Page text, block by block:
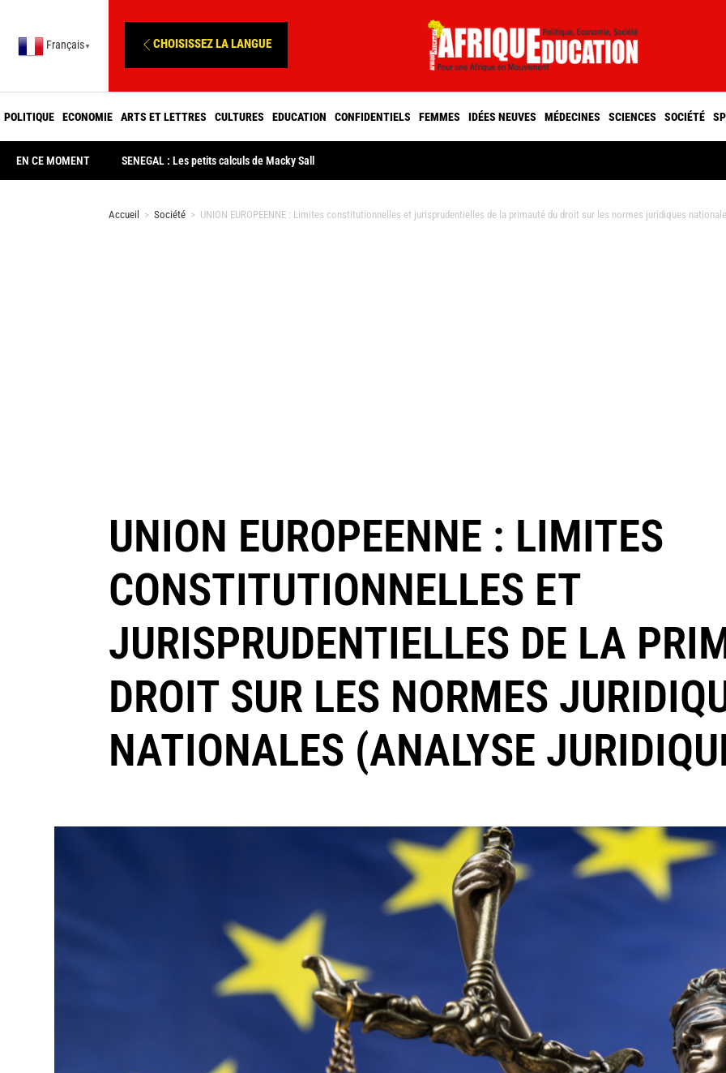
Français ▼ CHOISISSEZ LA LANGUE
POLITIQUE ECONOMIE ARTS ET LETTRES CULTURES EDUCATION CONFIDENTIELS FEMMES IDÉES NEUVES MÉDECINES SCIENCES SOCIÉTÉ
EN CE MOMENT SENEGAL : Les petits calculs de Macky Sall
Accueil > Société > UNION EUROPEENNE : Limites constitutionnelles et jurisprudentielles de la primauté du droit sur les normes juridiques
UNION EUROPEENNE : LIMITES
CONSTITUTIONNELLES ET
JURISPRUDENTIELLES DE LA
DROIT SUR LES NORMES
NATIONALES (ANALYSE